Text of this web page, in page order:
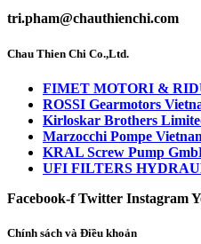
tri.pham@chauthienchi.com
Chau Thien Chi Co.,Ltd.
FIMET MOTORI &
ROSSI Gearmotors
Kirloskar Brothers
Marzocchi Pompe
KRAL Screw Pump
UFI FILTERS
Facebook-f Twitter Instagram
Chính sách và Điều khoản